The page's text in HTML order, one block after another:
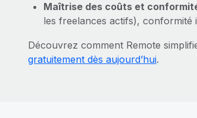
Maîtrise des coûts et
les freelances actifs), conformité
Découvrez comment Remote
gratuitement dès aujourd’hui.